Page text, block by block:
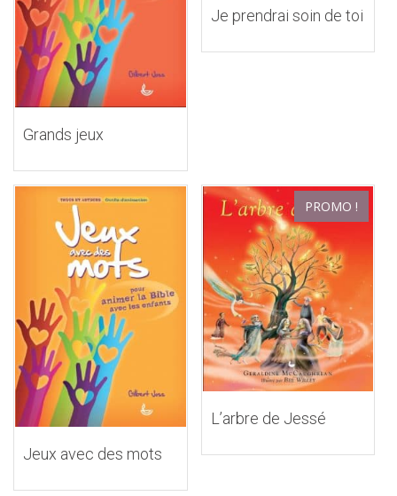
Grands jeux
Je prendrai soin de toi
Jeux avec des mots
PROMO !
L’arbre de Jessé